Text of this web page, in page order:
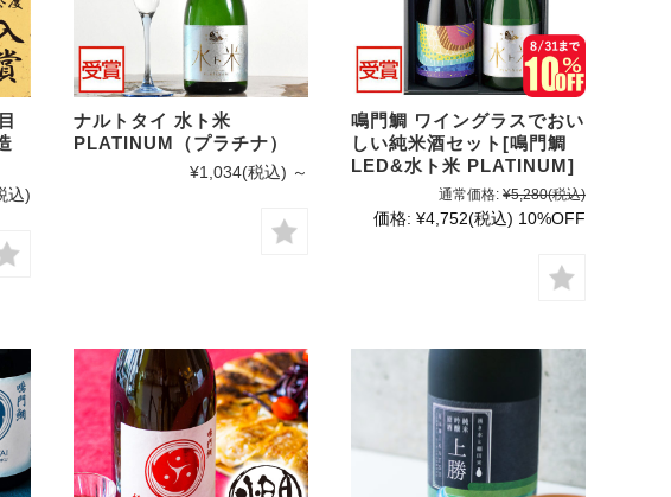
込)
ナルトタイ 水ト米
PLATINUM（プラチナ）
¥1,034(税込) ～
鳴門鯛 ワイングラスでおい
しい純米酒セット[鳴門鯛
LED&水ト米 PLATINUM]
通常価格: ¥5,280(税込)
価格: ¥4,752(税込) 10%OFF